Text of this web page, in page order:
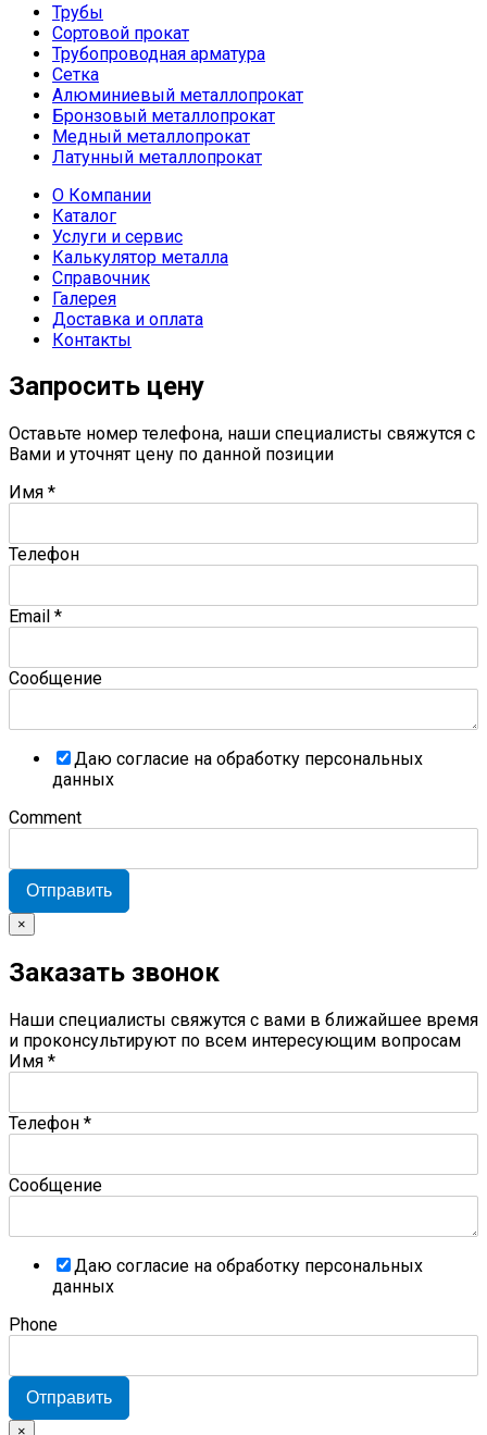
Трубы
Сортовой прокат
Трубопроводная арматура
Сетка
Алюминиевый металлопрокат
Бронзовый металлопрокат
Медный металлопрокат
Латунный металлопрокат
О Компании
Каталог
Услуги и сервис
Калькулятор металла
Справочник
Галерея
Доставка и оплата
Контакты
Запросить цену
Оставьте номер телефона, наши специалисты свяжутся с
Вами и уточнят цену по данной позиции
Имя *
Телефон
Email *
Сообщение
Даю согласие на обработку персональных
данных
Comment
Отправить
×
Заказать звонок
Наши специалисты свяжутся с вами в ближайшее время
и проконсультируют по всем интересующим вопросам
Имя *
Телефон *
Сообщение
Даю согласие на обработку персональных
данных
Phone
Отправить
×